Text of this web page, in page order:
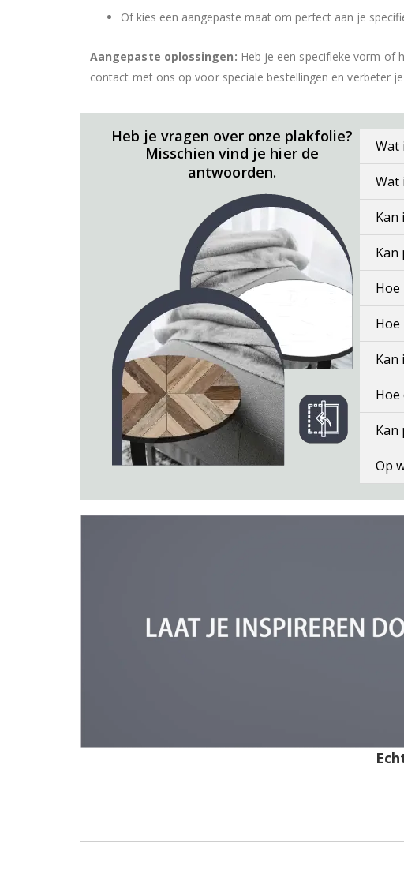
Of kies een aangepaste maat om perfect aan je
Aangepaste oplossingen: Heb je een specifieke vorm of
contact met ons op voor speciale bestellingen en verbeter
Heb je vragen over onze plakfolie?
Misschien vind je hier de
antwoorden.
Wat
Wat
Kan
Kan
Kan
Hoe
Kan
Op